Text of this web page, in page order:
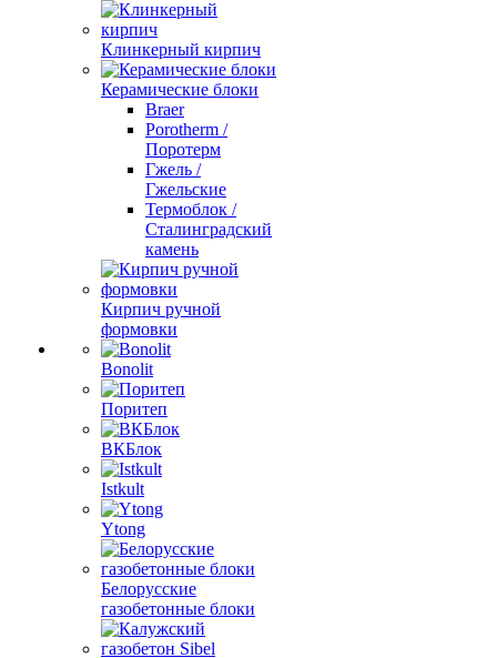
Клинкерный кирпич
Керамические блоки
Braer
Porotherm /
Поротерм
Гжель /
Гжельские
Термоблок /
Сталинградский
камень
Кирпич ручной
формовки
Bonolit
Поритеп
ВКБлок
Istkult
Ytong
Белорусские
газобетонные блоки